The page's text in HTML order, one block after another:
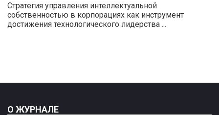
Стратегия управления интеллектуальной
собственностью в корпорациях как инструмент
достижения технологического лидерства ...
О ЖУРНАЛЕ